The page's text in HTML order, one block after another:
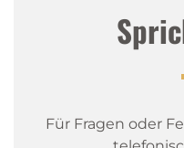
Für Fragen oder